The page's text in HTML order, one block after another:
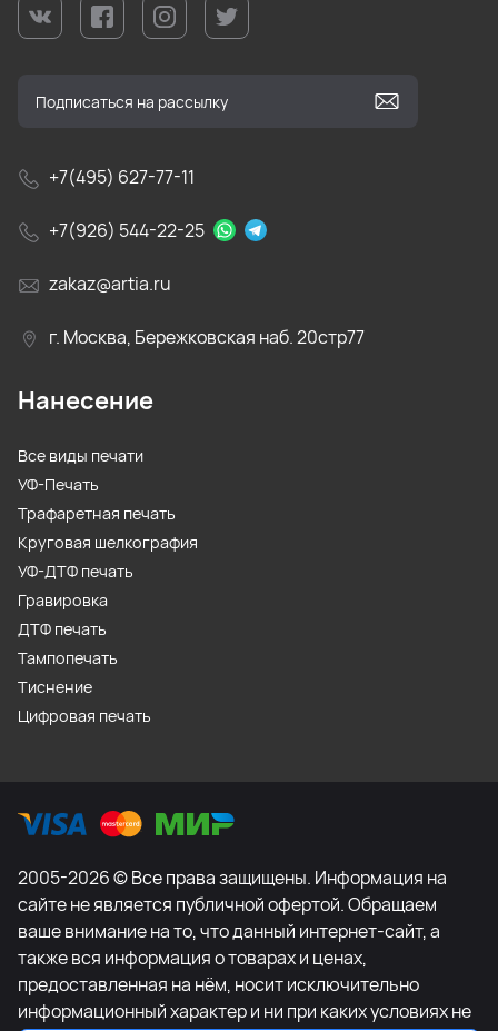
+7(495) 627-77-11
+7(926) 544-22-25
zakaz@artia.ru
г. Москва, Бережковская наб. 20стр77
Нанесение
Все виды печати
УФ-Печать
Трафаретная печать
Круговая шелкография
УФ-ДТФ печать
Гравировка
ДТФ печать
Тампопечать
Тиснение
Цифровая печать
2005-2026 © Все права защищены. Информация на
сайте не является публичной офертой. Обращаем
ваше внимание на то, что данный интернет-сайт, а
также вся информация о товарах и ценах,
предоставленная на нём, носит исключительно
информационный характер и ни при каких условиях не